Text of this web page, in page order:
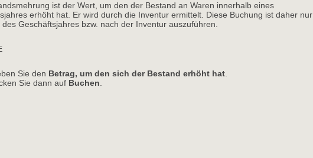
ist der Wert, um den der Bestand an Waren innerhalb eines
erhöht hat. Er wird durch die Inventur ermittelt. Diese Buchung ist daher nur
des Geschäftsjahres bzw. nach der Inventur auszuführen.
Sie den Betrag, um den sich der Bestand erhöht hat
Sie dann auf Buchen